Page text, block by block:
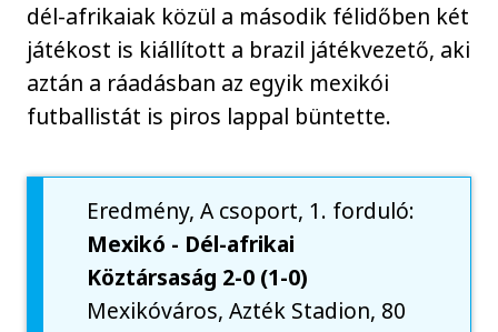
dél-afrikaiak közül a második félidőben két
játékost is kiállított a brazil játékvezető, aki
aztán a ráadásban az egyik mexikói
futballistát is piros lappal büntette.
Eredmény, A csoport, 1. forduló:
Mexikó - Dél-afrikai
Köztársaság 2-0 (1-0)
Mexikóváros, Azték Stadion, 80